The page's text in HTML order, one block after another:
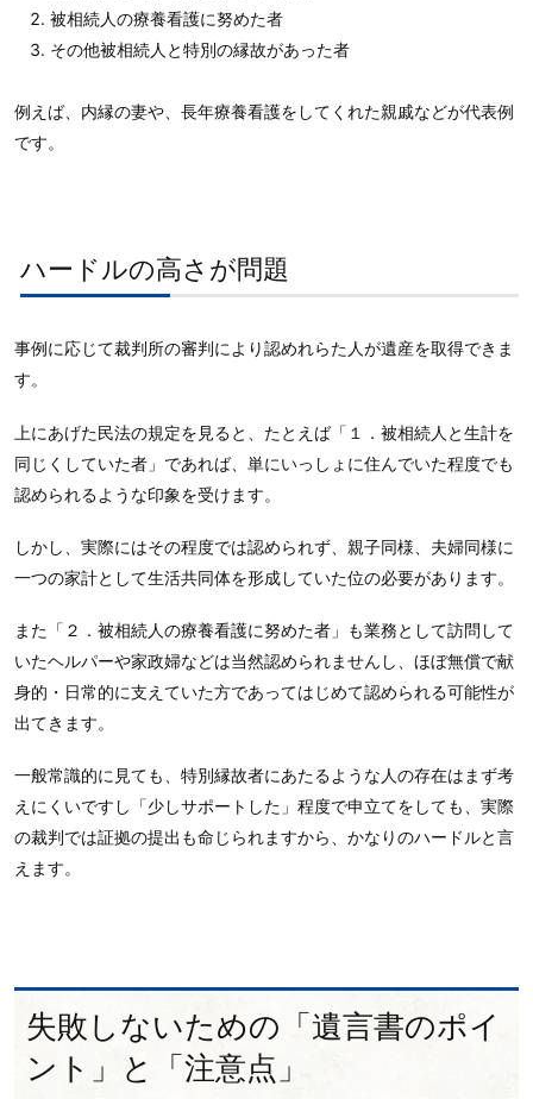
被相続人の療養看護に努めた者
その他被相続人と特別の縁故があった者
例えば、内縁の妻や、長年療養看護をしてくれた親戚などが代表例
です。
ハードルの高さが問題
事例に応じて裁判所の審判により認めれらた人が遺産を取得できま
す。
上にあげた民法の規定を見ると、たとえば「１．被相続人と生計を
同じくしていた者」であれば、単にいっしょに住んでいた程度でも
認められるような印象を受けます。
しかし、実際にはその程度では認められず、親子同様、夫婦同様に
一つの家計として生活共同体を形成していた位の必要があります。
また「２．被相続人の療養看護に努めた者」も業務として訪問して
いたヘルパーや家政婦などは当然認められませんし、ほぼ無償で献
身的・日常的に支えていた方であってはじめて認められる可能性が
出てきます。
一般常識的に見ても、特別縁故者にあたるような人の存在はまず考
えにくいですし「少しサポートした」程度で申立てをしても、実際
の裁判では証拠の提出も命じられますから、かなりのハードルと言
えます。
失敗しないための「遺言書のポイ
ント」と「注意点」